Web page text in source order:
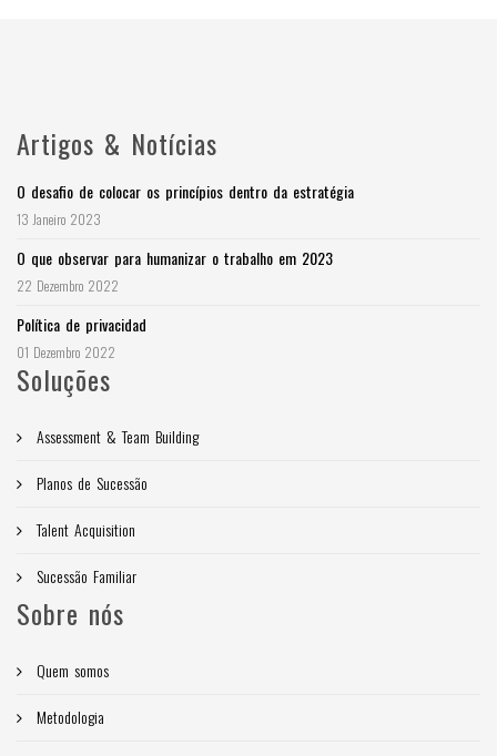
Artigos & Notícias
O desafio de colocar os princípios dentro da estratégia
13 Janeiro 2023
O que observar para humanizar o trabalho em 2023
22 Dezembro 2022
Política de privacidad
01 Dezembro 2022
Soluções
Assessment & Team Building
Planos de Sucessão
Talent Acquisition
Sucessão Familiar
Sobre nós
Quem somos
Metodologia